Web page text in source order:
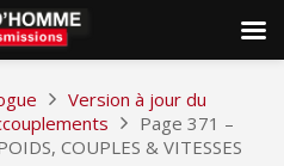
Version à jour du
Page 371 –
COUPLES & VITESSES